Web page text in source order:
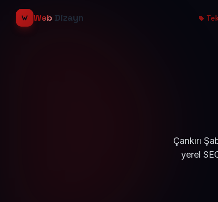
Web Dizayn
Çankırı
yerel